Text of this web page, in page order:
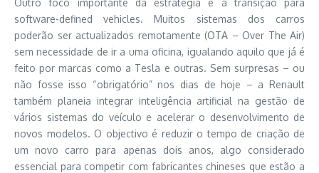
Outro foco importante da estratégia é a transição para
software-defined vehicles. Muitos sistemas dos carros
poderão ser actualizados remotamente (OTA – Over The Air)
sem necessidade de ir a uma oficina, igualando aquilo que já é
feito por marcas como a Tesla e outras. Sem surpresas – ou
não fosse isso “obrigatório” nos dias de hoje – a Renault
também planeia integrar inteligência artificial na gestão de
vários sistemas do veículo e acelerar o desenvolvimento de
novos modelos. O objectivo é reduzir o tempo de criação de
um novo carro para apenas dois anos, algo considerado
essencial para competir com fabricantes chineses que estão a